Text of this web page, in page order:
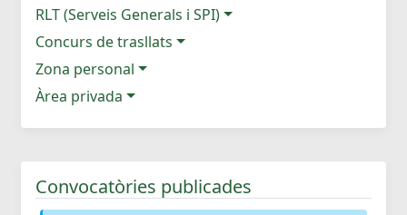
RLT (Serveis Generals i SPI)
Concurs de trasllats
Zona personal
Àrea privada
Convocatòries publicades